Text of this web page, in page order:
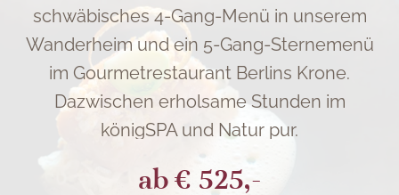
schwäbisches 4-Gang-Menü in unserem
Wanderheim und ein 5-Gang-Sternemenü
im Gourmetrestaurant Berlins Krone.
Dazwischen erholsame Stunden im
königSPA und Natur pur.
ab € 525,-